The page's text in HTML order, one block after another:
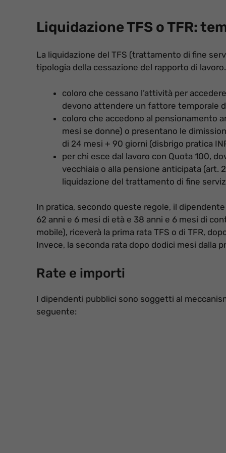
Liquidazione TFS o TFR:
La liquidazione del TFS (trattamento di fine
tipologia della cessazione del rapporto di
coloro che cessano l’attività per
devono attendere un fattore temporale
coloro che accedono al pensionamento
mesi se donne) o presentano le
di 24 mesi + 90 giorni (disbrigo pratica
per chi esce dal lavoro con Quota 100,
vecchiaia o alla pensione anticipata (art.
liquidazione del trattamento di fine
In pratica, secondo queste regole, il
62 anni e 6 mesi di età e 38 anni e 6 mesi di
mobile), riceverà la prima rata TFS o di TFR,
Invece, la seconda rata dopo dodici mesi dalla
Rate e importi
I dipendenti pubblici sono soggetti al
seguente: